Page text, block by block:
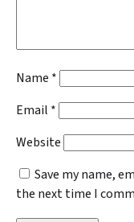
Name *
Email *
Website
Save my name,
the next time I